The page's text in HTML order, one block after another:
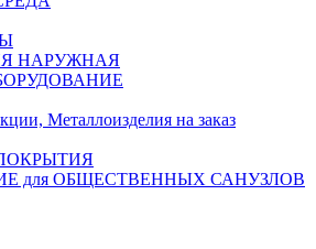
НАРУЖНАЯ
Металлоизделия на заказ
для ОБЩЕСТВЕННЫХ САНУЗЛОВ